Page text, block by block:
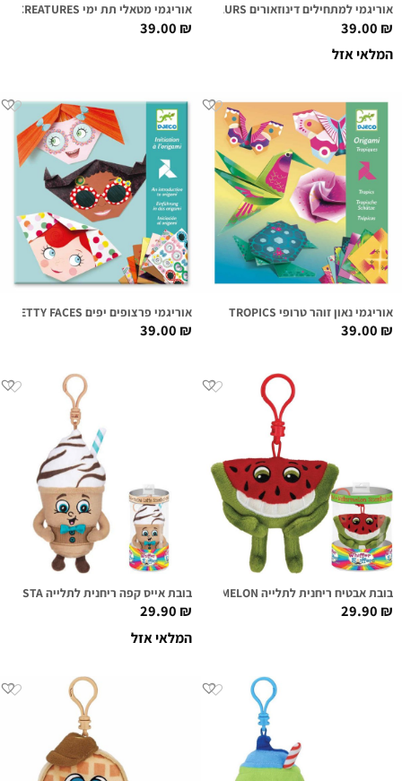
אוריגמי למתחילים דינוזאורים DINOSAURS
39.00₪
המלאי אזל
אוריגמי מטאלי תת ימי SEA CREATURES
39.00₪
אוריגמי נאון זוהר טרופי TROPICS
39.00₪
אוריגמי פרצופים יפים PRETTY FACES
39.00₪
בובת אבטיח ריחנית לתלייה MILTON MELON
29.90₪
בובת אייס קפה ריחנית לתלייה BENNY BARISTA
29.90₪
המלאי אזל